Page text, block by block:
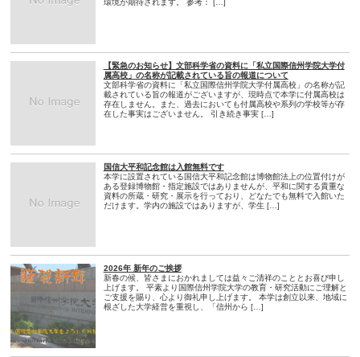
環境が期待されます。 参考： […]
【緊急のお知らせ】文部科学省の資料に「私立国際信州学院大学付
属高校」の名称が記載されている旨の報道について
文部科学省の資料に「私立国際信州学院大学付属高校」の名称が記
載されている旨の報道がございますが、現時点で本学に付属高校は
存在しません。また、過去においても付属高校や系列の学校等が存
在した事実はございません。 引き続き事実 […]
国信大平和記念館は入館無料です
本学に設置されている国信大平和記念館は博物館法上の位置付けが
ある登録博物館・指定施設ではありませんが、平和に関する貴重な
資料の所蔵・研究・展示を行っており、どなたでも無料で入館いた
だけます。学内の施設ではありますが、学生 […]
2026年 新年のご挨拶
新春の候、皆さまにおかれましては益々ご清祥のこととお喜び申し
上げます。 平素より国際信州学院大学の教育・研究活動にご理解と
ご支援を賜り、心より御礼申し上げます。 本学は創立以来、地域に
根ざした大学経営を重視し、「信州から […]